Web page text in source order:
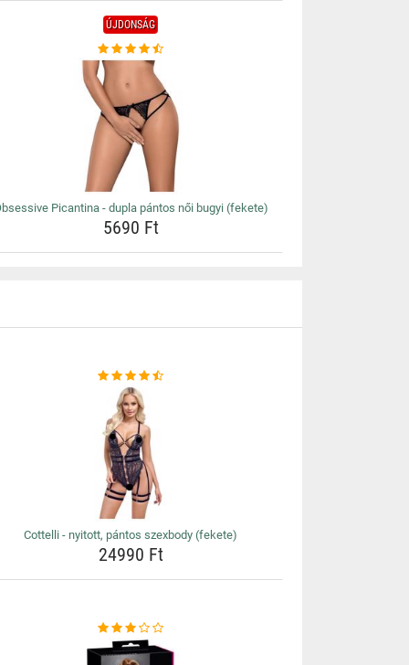
ÚJDONSÁG
Picantina - dupla pántos női bugyi (fekete)
5690 Ft
Cottelli - nyitott, pántos szexbody (fekete)
24990 Ft